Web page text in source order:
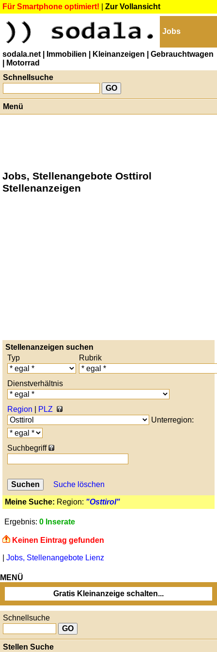
Für Smartphone optimiert! Zur Vollansicht
Jobs
sodala.net | Immobilien | Kleinanzeigen
| Gebrauchtwagen
| Motorrad
Schnellsuche
Menü
Jobs, Stellenangebote Osttirol
Stellenanzeigen
Stellenanzeigen suchen
Typ
Rubrik
Dienstverhältnis
Region
PLZ
Unterregion:
Suchbegriff
Suche löschen
Meine Suche: Region: "Osttirol"
Ergebnis: 0 Inserate
Keinen Eintrag gefunden
Jobs, Stellenangebote Lienz
MENÜ
Gratis Kleinanzeige schalten...
Schnellsuche
Stellen Suche